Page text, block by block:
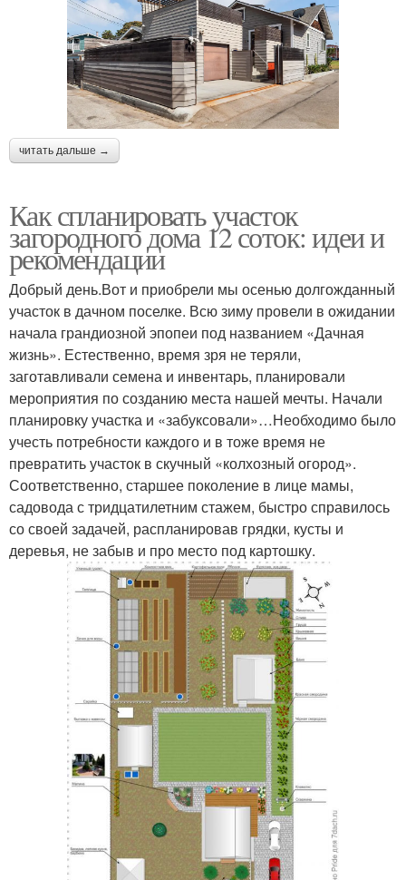
читать дальше →
Как спланировать участок
загородного дома 12 соток: идеи и
рекомендации
Добрый день.Вот и приобрели мы осенью долгожданный
участок в дачном поселке. Всю зиму провели в ожидании
начала грандиозной эпопеи под названием «Дачная
жизнь». Естественно, время зря не теряли,
заготавливали семена и инвентарь, планировали
мероприятия по созданию места нашей мечты. Начали
планировку участка и «забуксовали»…Необходимо было
учесть потребности каждого и в тоже время не
превратить участок в скучный «колхозный огород».
Соответственно, старшее поколение в лице мамы,
садовода с тридцатилетним стажем, быстро справилось
со своей задачей, распланировав грядки, кусты и
деревья, не забыв и про место под картошку.